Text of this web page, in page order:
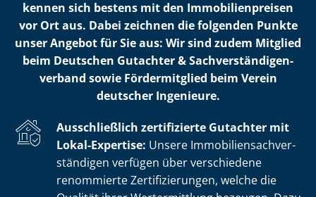
kennen sich bestens mit den Im­mo­bi­li­en­prei­sen
vor Ort aus. Dabei zeichnen die folgenden Punkte
unser Angebot für Sie aus: Wir sind zudem Mitglied
beim Deutschen Gutachter & Sach­ver­stän­di­gen­
ver­band sowie Fördermitglied beim Verein
deutscher Ingenieure.
Ausschließlich zertifizierte Gutachter mit
Lokal-Expertise: Unsere Im­mo­bi­li­en­sach­ver­
stän­di­gen verfügen über verschiedene
renommierte Zer­ti­fi­zie­run­gen, welche die